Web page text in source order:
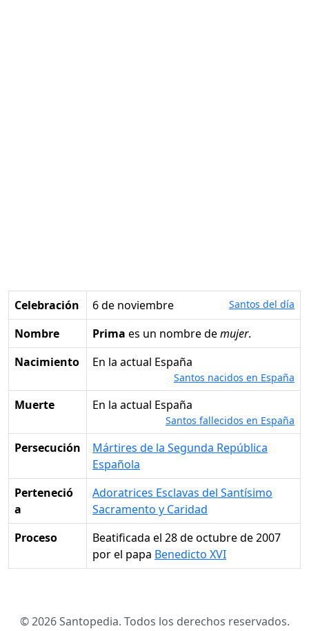
Celebración 6 de noviembre Santos del día
Nombre Prima es un nombre demujer.
Nacimiento
en la actual España
Santos nacidos en España
Muerte en la actual España
Santos fallecidos en España
Persecución
Mártires de la Segunda República
Española
Perteneció
a
Adoratrices Esclavas del Santísimo
Sacramento y Caridad
Proceso
Beatificada el 28 de octubre de 2007
por el papa Benedicto XVI
© 2026 Santopedia. Todos los derechos reservados.